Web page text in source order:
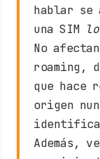
hablar
una SIM
No
roaming,
que hace
origen
Además,